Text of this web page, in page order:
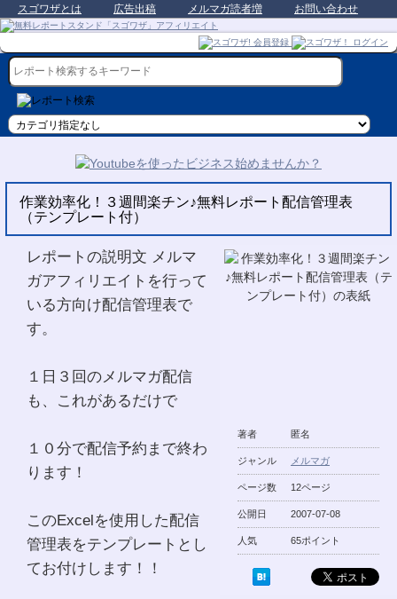
スゴワザとは 広告出稿 メルマガ読者増 お問い合わせ
作業効率化！３週間楽チン♪無料レポート配信管理表
（テンプレート付）
著者 匿名
ジャンル メルマガ
ページ数 12ページ
公開日 2007-07-08
人気 65ポイント
レポートの説明文 メルマ
ガアフィリエイトを行って
いる方向け配信管理表で
す。
１日３回のメルマガ配信
も、これがあるだけで
１０分で配信予約まで終わ
ります！
このExcelを使用した配信
管理表をテンプレートとし
てお付けします！！